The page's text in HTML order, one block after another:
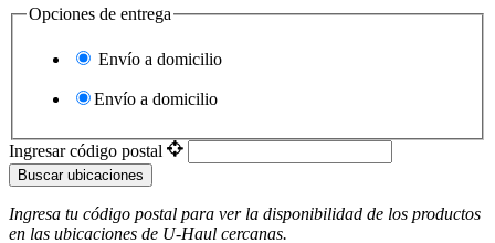
Opciones de entrega
Envío a domicilio
Envío a domicilio
Ingresar código postal
Buscar ubicaciones
Ingresa tu código postal para ver la disponibilidad de los productos
en las ubicaciones de U-Haul ​​​​​​​ cercanas.